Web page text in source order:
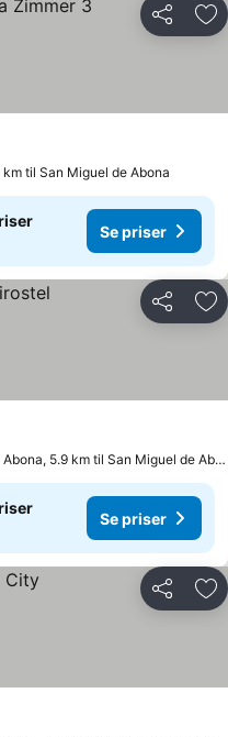
Del
til San Miguel de Abona
Se priser
Del
Granadilla de Abona, 5.9 km til San Miguel de Abona
Se priser
Del